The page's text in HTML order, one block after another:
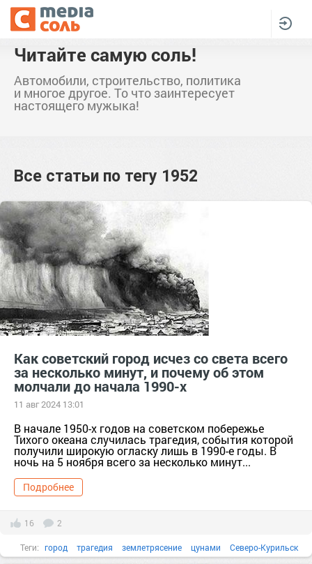
Читайте самую соль!
Автомобили, строительство, политика
и многое другое. То что заинтересует
настоящего мужыка!
Все статьи по тегу 1952
Как советский город исчез со света всего
за несколько минут, и почему об этом
молчали до начала 1990-х
11 авг 2024 13:01
В начале 1950-х годов на советском побережье
Тихого океана случилась трагедия, события которой
получили широкую огласку лишь в 1990-е годы. В
ночь на 5 ноября всего за несколько минут...
Подробнее
16 2
Теги: город трагедия землетрясение цунами Северо-Курильск